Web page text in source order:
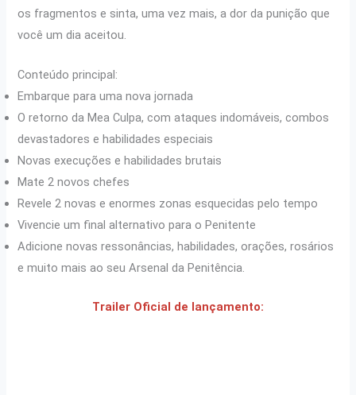
os fragmentos e sinta, uma vez mais, a dor da punição que
você um dia aceitou.
Conteúdo principal:
Embarque para uma nova jornada
O retorno da Mea Culpa, com ataques indomáveis, combos
devastadores e habilidades especiais
Novas execuções e habilidades brutais
Mate 2 novos chefes
Revele 2 novas e enormes zonas esquecidas pelo tempo
Vivencie um final alternativo para o Penitente
Adicione novas ressonâncias, habilidades, orações, rosários
e muito mais ao seu Arsenal da Penitência.
Trailer Oficial de lançamento: